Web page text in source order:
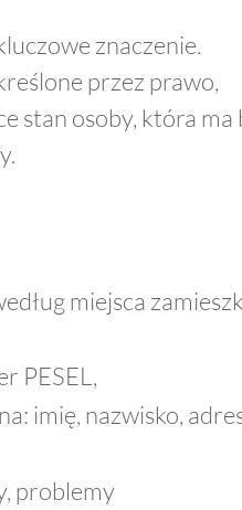
znaczenie.
przez prawo,
stan osoby, która ma
miejsca
PESEL,
imię, nazwisko,
problemy